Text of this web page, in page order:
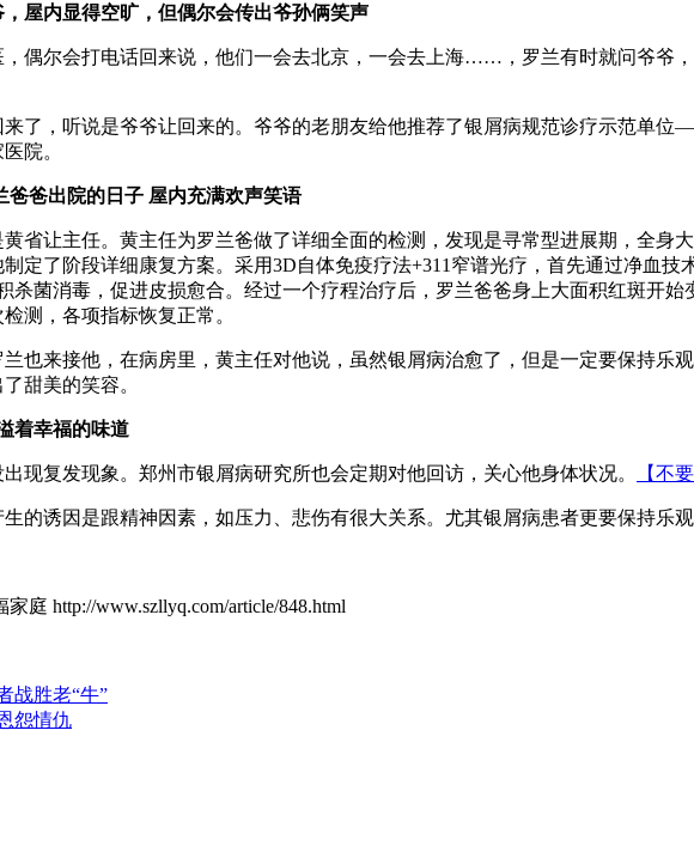
屋内显得空旷，但偶尔会传出爷孙俩笑声
偶尔会打电话回来说，他们一会去北京，一会去上海……，罗兰有时就问爷爷
了，听说是爷爷让回来的。爷爷的老朋友给他推荐了银屑病规范诊疗示范单
院。
爸出院的日子 屋内充满欢声笑语
省让主任。黄主任为罗兰爸做了详细全面的检测，发现是寻常型进展期，全身
定了阶段详细康复方案。采用3D自体免疫疗法+311窄谱光疗，首先通过净血
杀菌消毒，促进皮损愈合。经过一个疗程治疗后，罗兰爸爸身上大面积红斑开
测，各项指标恢复正常。
也来接他，在病房里，黄主任对他说，虽然银屑病治愈了，但是一定要保持乐
甜美的笑容。
着幸福的味道
现复发现象。郑州市银屑病研究所也会定期对他回访，关心他身体状况。 【不
的诱因是跟精神因素，如压力、悲伤有很大关系。尤其银屑病患者更要保持乐观
庭 http://www.szllyq.com/article/848.html
战胜老“牛”
怨情仇